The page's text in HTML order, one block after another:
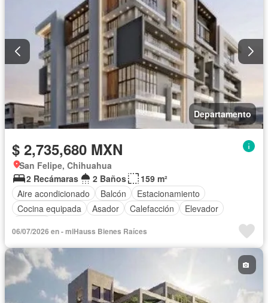
Departamento
$ 2,735,680 MXN
San Felipe, Chihuahua
2 Recámaras
2 Baños
159 m²
Aire acondicionado
Balcón
Estacionamiento
Cocina equipada
Asador Calefacción
Elevador
06/07/2026 en - miHauss Bienes Raíces